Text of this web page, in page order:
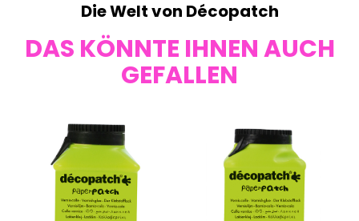
Die Welt von Décopatch
DAS KÖNNTE IHNEN AUCH
GEFALLEN